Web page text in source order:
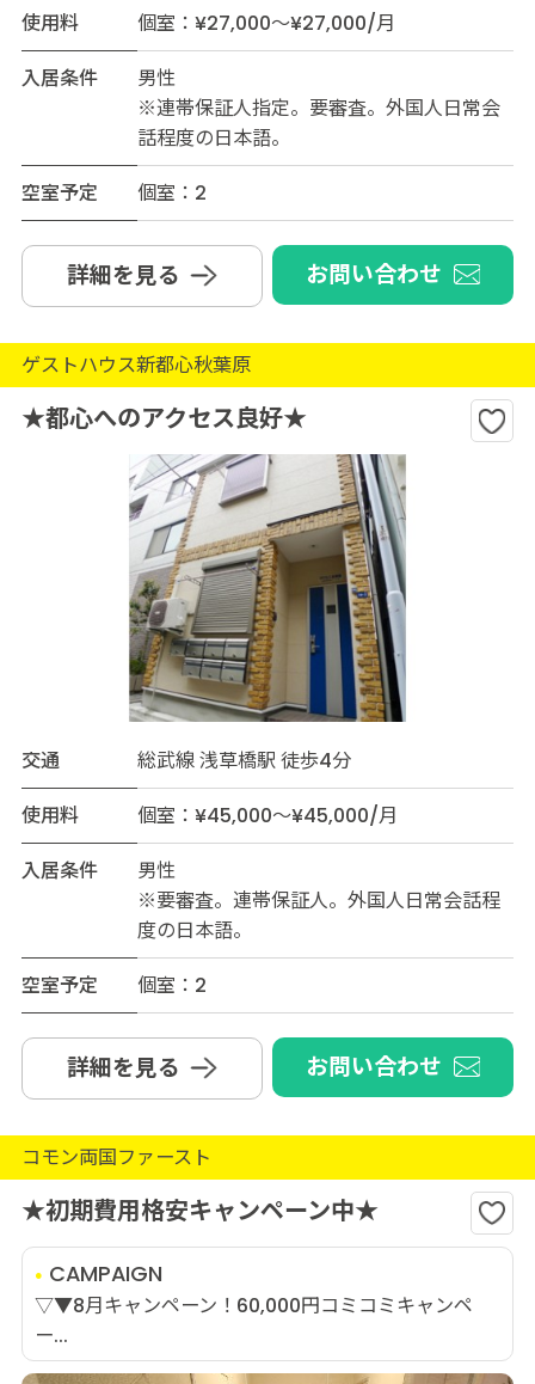
使用料
個室：¥27,000～¥27,000/月
入居条件
男性
※連帯保証人指定。要審査。外国人日常会
話程度の日本語。
空室予定
個室：2
詳細を見る お問い合わせ
ゲストハウス新都心秋葉原
★都心へのアクセス良好★
交通
総武線 浅草橋駅 徒歩4分
使用料
個室：¥45,000～¥45,000/月
入居条件
男性
※要審査。連帯保証人。外国人日常会話程
度の日本語。
空室予定
個室：2
詳細を見る お問い合わせ
コモン両国ファースト
★初期費用格安キャンペーン中★
CAMPAIGN
▽▼8月キャンペーン！60,000円コミコミキャンペ
ー...